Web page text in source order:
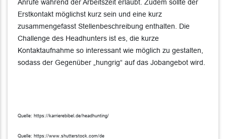
Anrufe während der Arbeitszeit erlaubt. Zudem sollte der
Erstkontakt möglichst kurz sein und eine kurz
zusammengefasst Stellenbeschreibung enthalten. Die
Challenge des Headhunters ist es, die kurze
Kontaktaufnahme so interessant wie möglich zu gestalten,
sodass der Gegenüber „hungrig“ auf das Jobangebot wird.
Quelle: https://karrierebibel.de/headhunting/
Quelle: https://www.shutterstock.com/de